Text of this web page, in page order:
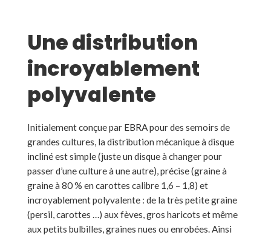
Une distribution
incroyablement
polyvalente
Initialement conçue par EBRA pour des semoirs de
grandes cultures, la distribution mécanique à disque
incliné est simple (juste un disque à changer pour
passer d’une culture à une autre), précise (graine à
graine à 80 % en carottes calibre 1,6 – 1,8) et
incroyablement polyvalente : de la très petite graine
(persil, carottes …) aux fèves, gros haricots et même
aux petits bulbilles, graines nues ou enrobées. Ainsi